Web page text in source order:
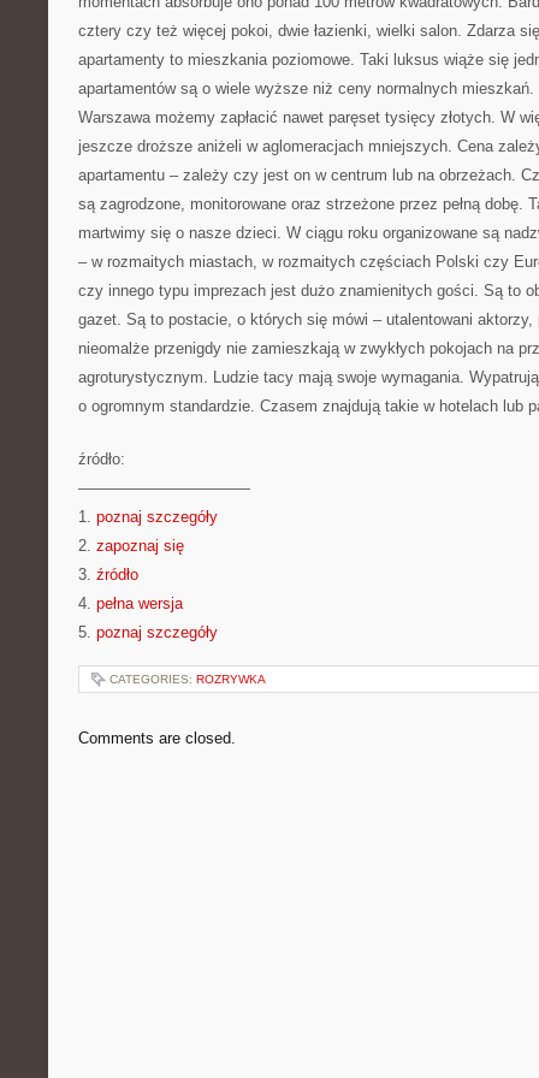
cztery czy też więcej pokoi, dwie łazienki, wielki salon. Zdarza
apartamenty to mieszkania poziomowe. Taki luksus wiąże się
apartamentów są o wiele wyższe niż ceny normalnych
Warszawa możemy zapłacić nawet paręset tysięcy złotych. W
jeszcze droższe aniżeli w aglomeracjach mniejszych. Cena
apartamentu – zależy czy jest on w centrum lub na obrzeżach.
są zagrodzone, monitorowane oraz strzeżone przez pełną dobę.
martwimy się o nasze dzieci. W ciągu roku organizowane są
– w rozmaitych miastach, w rozmaitych częściach Polski czy
czy innego typu imprezach jest dużo znamienitych gości. Są to
gazet. Są to postacie, o których się mówi – utalentowani aktorzy,
nieomalże przenigdy nie zamieszkają w zwykłych pokojach na
agroturystycznym. Ludzie tacy mają swoje wymagania.
o ogromnym standardzie. Czasem znajdują takie w hotelach lub
źródło:
———————————
1. poznaj szczegóły
2. zapoznaj się
3. źródło
4. pełna wersja
5. poznaj szczegóły
CATEGORIES: ROZRYWKA
Comments are closed.